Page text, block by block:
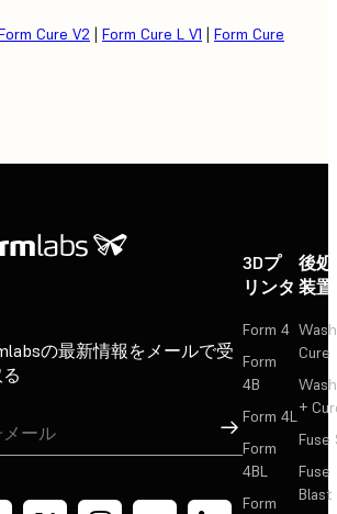
Cure V2 | Form Cure L V1 | Form Cure
の最新情報をメールで受
サインアップ
3Dプ
リンタ
Form 4
Form
4B
Form 4L
Form
4BL
Form
後
装置
Cure
+
Fuse
Fuse
Blast